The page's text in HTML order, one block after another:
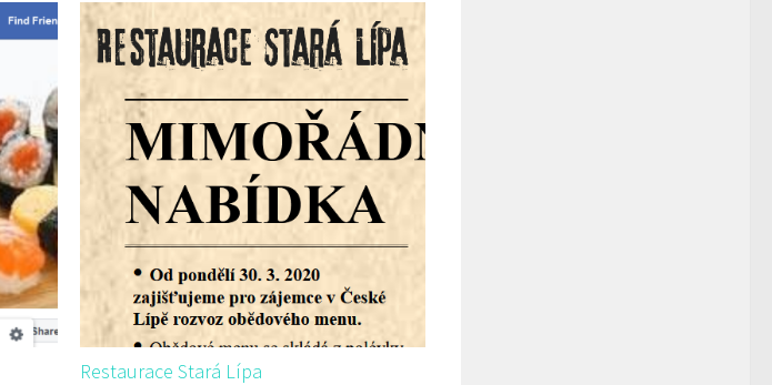
Restaurace Stará Lípa